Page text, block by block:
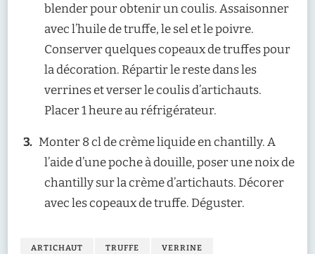
blender pour obtenir un coulis. Assaisonner
avec l’huile de truffe, le sel et le poivre.
Conserver quelques copeaux de truffes pour
la décoration. Répartir le reste dans les
verrines et verser le coulis d’artichauts.
Placer 1 heure au réfrigérateur.
Monter 8 cl de crème liquide en chantilly. A
l’aide d’une poche à douille, poser une noix de
chantilly sur la crème d’artichauts. Décorer
avec les copeaux de truffe. Déguster.
ARTICHAUT TRUFFE VERRINE